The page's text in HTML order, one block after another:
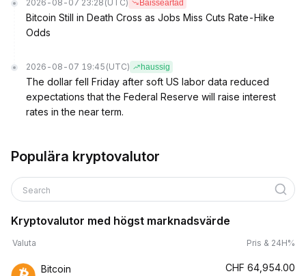
2026-08-07 23:28 (UTC) Baisseartad
Bitcoin Still in Death Cross as Jobs Miss Cuts Rate-Hike
Odds
2026-08-07 19:45 (UTC) haussig
The dollar fell Friday after soft US labor data reduced
expectations that the Federal Reserve will raise interest
rates in the near term.
Populära kryptovalutor
Search
Kryptovalutor med högst marknadsvärde
Valuta Pris & 24H%
Bitcoin CHF 64,954.00